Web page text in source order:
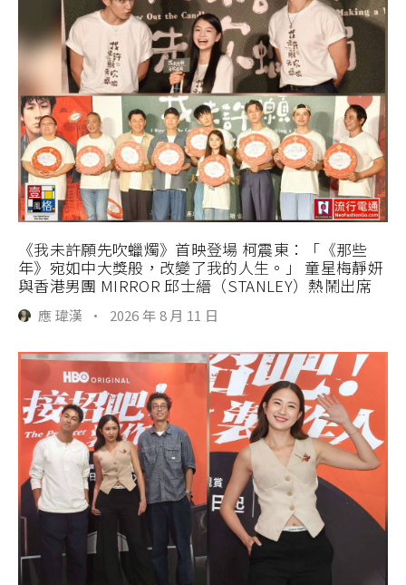
《我未許願先吹蠟燭》首映登場 柯震東：「《那些
年》宛如中大獎般，改變了我的人生。」 童星梅靜妍
與香港男團 MIRROR 邱士縉（STANLEY）熱鬧出席
應 瑋漢 · 2026 年 8 月 11 日